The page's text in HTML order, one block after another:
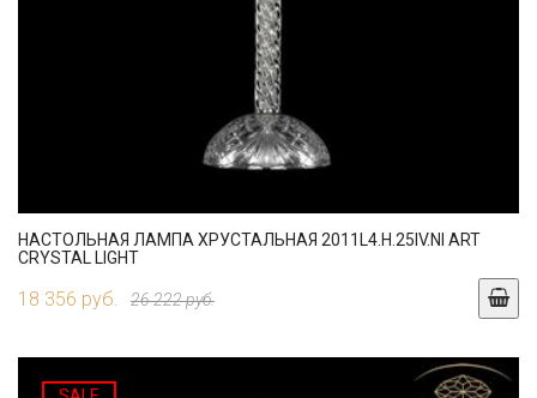
НАСТОЛЬНАЯ ЛАМПА ХРУСТАЛЬНАЯ 2011L4.H.25IV.NI ART
CRYSTAL LIGHT
18 356 руб. 26 222 руб.